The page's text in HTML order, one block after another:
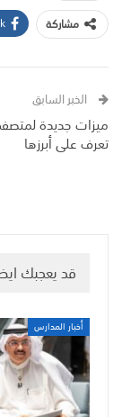
مشاركة
الخبر السابق
تعرف على أبرزها
قد يعجبك
أخبار المدارس